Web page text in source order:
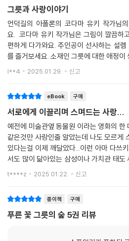
그릇과 사랑이야기
언덕길의 아폴론의 코다마 유키 작가님
요. 코다마 유키 작가님은 그림이 깔끔하
편하게 다가와요. 주인공이 선사하는 설
를 즐거보세요. 소재인 그릇에 대한 애정이
l**4 2025.01.29. 신고
eBook 구매
서로에게 이끌리며 스며드는 사랑...
예전에 미술관옆 동물원 이라는 영화의 한
같은것만 사랑인줄 알았는데 나도 모르게
있다는걸 이제 깨달았다...이런 아마 다쓰
서도 많이 닮아있는 삼성이나 가치관 태도
처럼 끌리는 것을 일하거나 어딜 가거나 하
t****z 2025.01.22. 신고
종이책 구매
푸른 꽃 그릇의 숲 5권 리뷰